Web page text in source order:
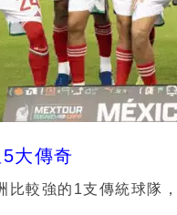
大傳奇
比較強的1支傳統球隊